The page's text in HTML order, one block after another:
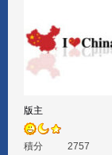
版主
積分
2757